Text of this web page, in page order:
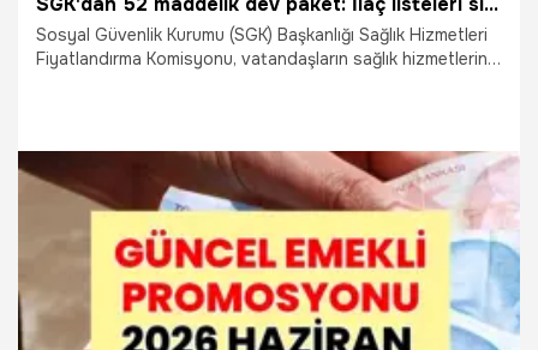
Sosyal Güvenlik Kurumu (SGK) Başkanlığı Sağlık Hizmetleri
Fiyatlandırma Komisyonu, vatandaşların sağlık hizmetlerine
dev kararla; yenilikçi kanser tedavilerinden yurt dışı ilaç
fiyatlarına, evde bakım lojistiğinden normal doğum
teşviklerine kadar tüm sistem saniyeler içinde yeniden
30.06.2026 Gündem